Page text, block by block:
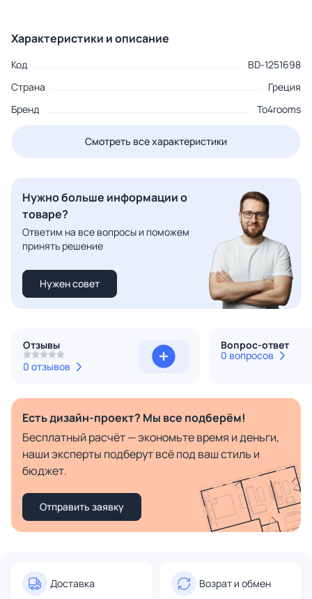
Характеристики и описание
Код
BD-1251698
Страна
Греция
Бренд
To4rooms
Смотреть все характеристики
Нужно больше информации о
товаре?
Ответим на все вопросы и поможем
принять решение
Нужен совет
Отзывы
0 отзывов
Вопрос-ответ
0 вопросов
Есть дизайн-проект? Мы все подберём!
Бесплатный расчёт — экономьте время и деньги,
наши эксперты подберут всё под ваш стиль и
бюджет.
Отправить заявку
Доставка Возрат и обмен